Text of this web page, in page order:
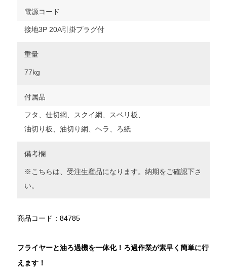
電源コード
接地3P 20A引掛プラグ付
重量
77kg
付属品
フタ、仕切網、スクイ網、スベリ板、
油切り板、油切り網、ヘラ、ろ紙
備考欄
※こちらは、受注生産品になります。納期をご確認下さ
い。
商品コード：84785
フライヤーと油ろ過機を一体化！ろ過作業が素早く簡単に行
えます！